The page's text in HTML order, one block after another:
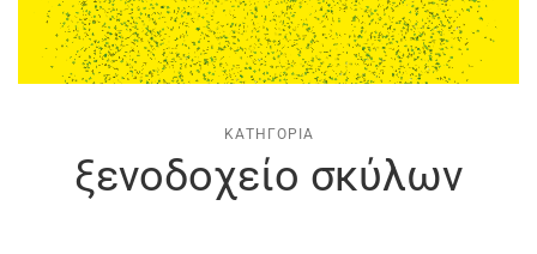
ΚΑΤΗΓΟΡΊΑ
ξενοδοχείο σκύλων